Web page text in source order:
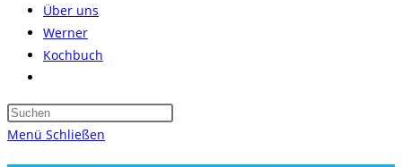
Über uns
Werner
Kochbuch
umschalten
Press
Menü Schließen